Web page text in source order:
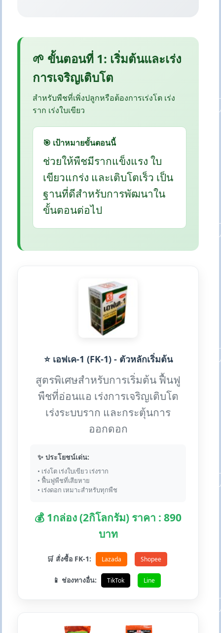
🌱 ขั้นตอนที่ 1: เริ่มต้นและเร่ง
การเจริญเติบโต
สำหรับพืชที่เพิ่งปลูกหรือต้องการเร่งโต เร่ง
ราก เร่งใบเขียว
🎯 เป้าหมายขั้นตอนนี้
ช่วยให้พืชมีรากแข็งแรง ใบ
เขียวแกร่ง และเติบโตเร็ว เป็น
ฐานที่ดีสำหรับการพัฒนาใน
ขั้นตอนต่อไป
⭐ เอฟเค-1 (FK-1) - ตัวหลักเริ่มต้น
สูตรพิเศษสำหรับการเริ่มต้น ฟื้นฟู
พืชที่อ่อนแอ เร่งการเจริญเติบโต
เร่งระบบราก และกระตุ้นการ
ออกดอก
✨ ประโยชน์เด่น:
• เร่งโต เร่งใบเขียว เร่งราก
• ฟื้นฟูพืชที่เสียหาย
• เร่งดอก เหมาะสำหรับทุกพืช
💰 1กล่อง (2กิโลกรัม) ราคา : 890
บาท
🛒 สั่งซื้อ FK-1: Lazada Shopee
📱 ช่องทางอื่น: TikTok Line